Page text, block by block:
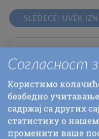
SLEDEĆE: UVEK
Music Recordings
Muzika i duhovnost
Согласност
Користимо
безбедно
садржај са других
статистику о нашем
променити ваше